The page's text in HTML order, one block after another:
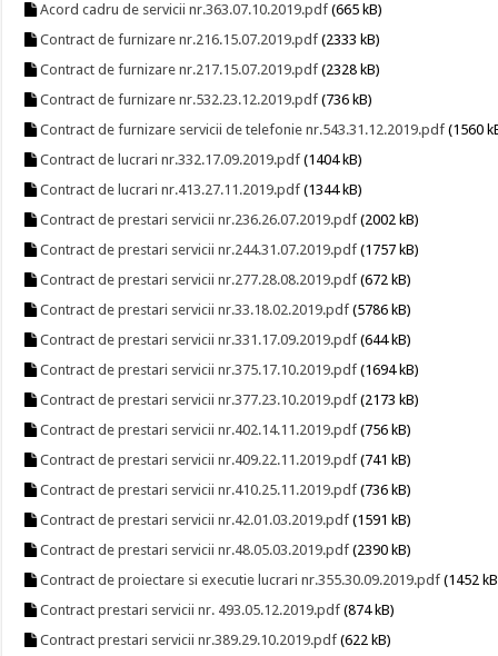
Acord cadru de servicii nr.363.07.10.2019.pdf (665 kB)
Contract de furnizare nr.216.15.07.2019.pdf (2333 kB)
Contract de furnizare nr.217.15.07.2019.pdf (2328 kB)
Contract de furnizare nr.532.23.12.2019.pdf (736 kB)
Contract de furnizare servicii de telefonie nr.543.31.12.2019.pdf (1560
Contract de lucrari nr.332.17.09.2019.pdf (1404 kB)
Contract de lucrari nr.413.27.11.2019.pdf (1344 kB)
Contract de prestari servicii nr.236.26.07.2019.pdf (2002 kB)
Contract de prestari servicii nr.244.31.07.2019.pdf (1757 kB)
Contract de prestari servicii nr.277.28.08.2019.pdf (672 kB)
Contract de prestari servicii nr.33.18.02.2019.pdf (5786 kB)
Contract de prestari servicii nr.331.17.09.2019.pdf (644 kB)
Contract de prestari servicii nr.375.17.10.2019.pdf (1694 kB)
Contract de prestari servicii nr.377.23.10.2019.pdf (2173 kB)
Contract de prestari servicii nr.402.14.11.2019.pdf (756 kB)
Contract de prestari servicii nr.409.22.11.2019.pdf (741 kB)
Contract de prestari servicii nr.410.25.11.2019.pdf (736 kB)
Contract de prestari servicii nr.42.01.03.2019.pdf (1591 kB)
Contract de prestari servicii nr.48.05.03.2019.pdf (2390 kB)
Contract de proiectare si executie lucrari nr.355.30.09.2019.pdf (1452
Contract prestari servicii nr. 493.05.12.2019.pdf (874 kB)
Contract prestari servicii nr.389.29.10.2019.pdf (622 kB)